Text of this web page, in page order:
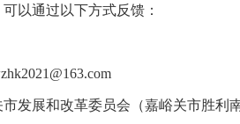
以通过以下方式反馈：
发展和改革委员会（嘉峪关市胜利